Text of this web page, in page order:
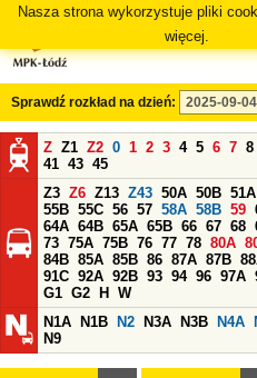
Nasza strona wykorzystuje pliki
więcej.
Sprawdź rozkład na dzień:
Z Z1 Z2 0 1 2 3 4 5 6 7 8
41 43 45
Z3 Z6 Z13 Z43 50A 50B 51A
55B 55C 56 57 58A 58B 59
64A 64B 65A 65B 66 67 68
73 75A 75B 76 77 78 80A
84B 85A 85B 86 87A 87B
91C 92A 92B 93 94 96 97A
G1 G2 H
W
N1A
N1B N2 N3A N3B N4A
N9